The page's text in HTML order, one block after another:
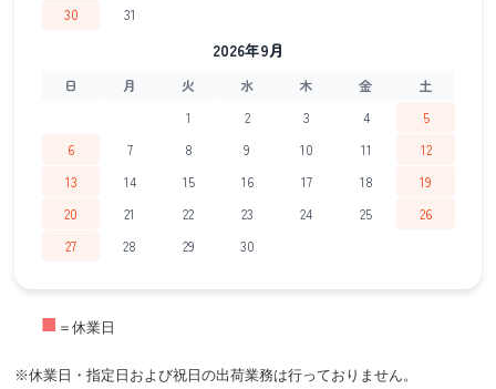
30
31
2026年9月
日 月 火 水 木 金
土
1
2 3 4
5
6
7 8 9 10 11
12
13
14 15 16 17 18
19
20
21 22 23 24 25
26
27
28 29 30
■ ＝休業日
※休業日・指定日および祝日の出荷業務は行っておりません。